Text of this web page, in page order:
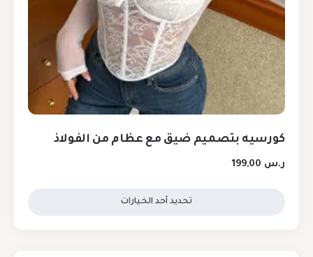
كورسيه بتصميم ضيق مع عظام من الفولاذ
ر.س
تحديد أحد الخيارات